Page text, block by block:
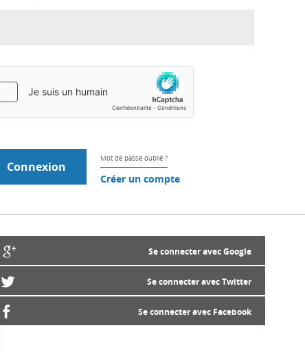
Mot de passe oublié ?
Créer un compte
Se connecter avec Google
Se connecter avec Twitter
Se connecter avec Facebook